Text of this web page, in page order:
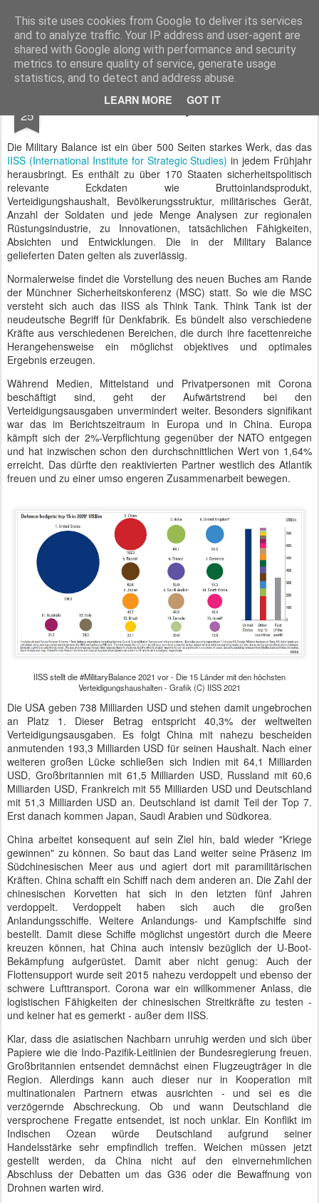
This site uses cookies from Google to deliver its services
and to analyze traffic. Your IP address and user-agent are
shared with Google along with performance and security
metrics to ensure quality of service, generate usage
statistics, and to detect and address abuse.
LEARN MORE GOT IT
BTB concept Media GmbH Presseberichte zu Bundespolitik, Diplomatie, Sicherheitspolitik, Wirtschaft, Fahrzeugtechnik und IT - Pressedienst, Fachartikel, Bildredaktion, O-Ton-Videos
25 IISS stellt die #MilitaryBalance 2021 vor
Die Military Balance ist ein über 500 Seiten starkes Werk, das das
IISS (International Institute for Strategic Studies) in jedem Frühjahr
herausbringt. Es enthält zu über 170 Staaten sicherheitspolitisch
relevante Eckdaten wie Bruttoinlandsprodukt,
Verteidigungshaushalt, Bevölkerungsstruktur, militärisches Gerät,
Anzahl der Soldaten und jede Menge Analysen zur regionalen
Rüstungsindustrie, zu Innovationen, tatsächlichen Fähigkeiten,
Absichten und Entwicklungen. Die in der Military Balance
gelieferten Daten gelten als zuverlässig.
Normalerweise findet die Vorstellung des neuen Buches am Rande
der Münchner Sicherheitskonferenz (MSC) statt. So wie die MSC
versteht sich auch das IISS als Think Tank. Think Tank ist der
neudeutsche Begriff für Denkfabrik. Es bündelt also verschiedene
Kräfte aus verschiedenen Bereichen, die durch ihre facettenreiche
Herangehensweise ein möglichst objektives und optimales
Ergebnis erzeugen.
Während Medien, Mittelstand und Privatpersonen mit Corona
beschäftigt sind, geht der Aufwärtstrend bei den
Verteidigungsausgaben unvermindert weiter. Besonders signifikant
war das im Berichtszeitraum in Europa und in China. Europa
kämpft sich der 2%-Verpflichtung gegenüber der NATO entgegen
und hat inzwischen schon den durchschnittlichen Wert von 1,64%
erreicht. Das dürfte den reaktivierten Partner westlich des Atlantik
freuen und zu einer umso engeren Zusammenarbeit bewegen.
IISS stellt die #MilitaryBalance 2021 vor - Die 15 Länder mit den höchsten
Verteidigungshaushalten - Grafik (C) IISS 2021
Die USA geben 738 Milliarden USD und stehen damit ungebrochen
an Platz 1. Dieser Betrag entspricht 40,3% der weltweiten
Verteidigungsausgaben. Es folgt China mit nahezu bescheiden
anmutenden 193,3 Milliarden USD für seinen Haushalt. Nach einer
weiteren großen Lücke schließen sich Indien mit 64,1 Milliarden
USD, Großbritannien mit 61,5 Milliarden USD, Russland mit 60,6
Milliarden USD, Frankreich mit 55 Milliarden USD und Deutschland
mit 51,3 Milliarden USD an. Deutschland ist damit Teil der Top 7.
Erst danach kommen Japan, Saudi Arabien und Südkorea.
China arbeitet konsequent auf sein Ziel hin, bald wieder "Kriege
gewinnen" zu können. So baut das Land weiter seine Präsenz im
Südchinesischen Meer aus und agiert dort mit paramilitärischen
Kräften. China schafft ein Schiff nach dem anderen an. Die Zahl der
chinesischen Korvetten hat sich in den letzten fünf Jahren
verdoppelt. Verdoppelt haben sich auch die großen
Anlandungsschiffe. Weitere Anlandungs- und Kampfschiffe sind
bestellt. Damit diese Schiffe möglichst ungestört durch die Meere
kreuzen können, hat China auch intensiv bezüglich der U-Boot-
Bekämpfung aufgerüstet. Damit aber nicht genug: Auch der
Flottensupport wurde seit 2015 nahezu verdoppelt und ebenso der
schwere Lufttransport. Corona war ein willkommener Anlass, die
logistischen Fähigkeiten der chinesischen Streitkräfte zu testen -
und keiner hat es gemerkt - außer dem IISS.
Klar, dass die asiatischen Nachbarn unruhig werden und sich über
Papiere wie die Indo-Pazifik-Leitlinien der Bundesregierung freuen.
Großbritannien entsendet demnächst einen Flugzeugträger in die
Region. Allerdings kann auch dieser nur in Kooperation mit
multinationalen Partnern etwas ausrichten - und sei es die
verzögernde Abschreckung. Ob und wann Deutschland die
versprochene Fregatte entsendet, ist noch unklar. Ein Konflikt im
Indischen Ozean würde Deutschland aufgrund seiner
Handelsstärke sehr empfindlich treffen. Weichen müssen jetzt
gestellt werden, da China nicht auf den einvernehmlichen
Abschluss der Debatten um das G36 oder die Bewaffnung von
Drohnen warten wird.